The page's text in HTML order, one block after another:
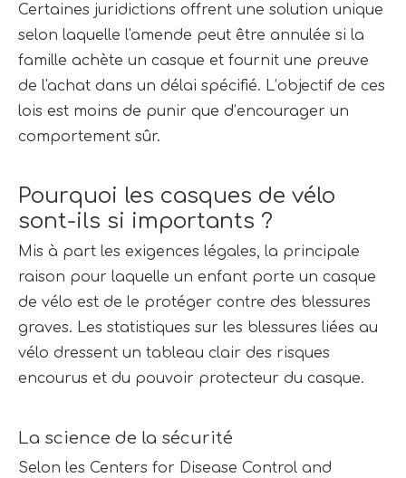
Certaines juridictions offrent une solution unique
selon laquelle l'amende peut être annulée si la
famille achète un casque et fournit une preuve
de l'achat dans un délai spécifié. L’objectif de ces
lois est moins de punir que d’encourager un
comportement sûr.
Pourquoi les casques de vélo
sont-ils si importants ?
Mis à part les exigences légales, la principale
raison pour laquelle un enfant porte un casque
de vélo est de le protéger contre des blessures
graves. Les statistiques sur les blessures liées au
vélo dressent un tableau clair des risques
encourus et du pouvoir protecteur du casque.
La science de la sécurité
Selon les Centers for Disease Control and